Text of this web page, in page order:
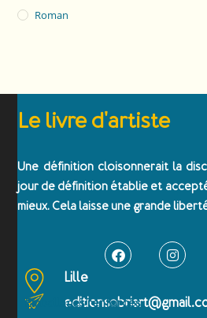
Roman
Le livre d'artiste
Une définition cloisonnerait la
jour de définition établie et
mieux. Cela laisse une grande
Lille
Emballages renforcés